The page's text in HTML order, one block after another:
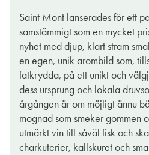
Saint Mont lanserades för ett
samstämmigt som en mycket
nyhet med djup, klart stram
en egen, unik arombild som,
fatkrydda, på ett unikt och
dess ursprung och lokala
årgången är om möjligt ännu
mognad som smeker gommen
utmärkt vin till såväl fisk och
charkuterier, kallskuret och